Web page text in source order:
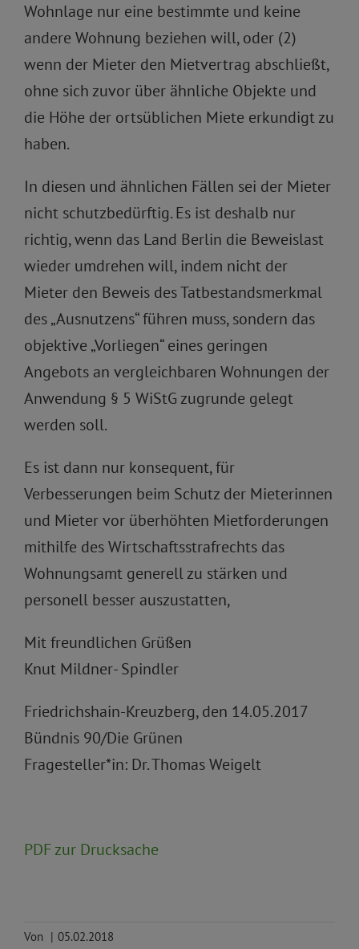
Wohnlage nur eine bestimmte und keine
andere Wohnung beziehen will, oder (2)
wenn der Mieter den Mietvertrag abschließt,
ohne sich zuvor über ähnliche Objekte und
die Höhe der ortsüblichen Miete erkundigt zu
haben.
In diesen und ähnlichen Fällen sei der Mieter
nicht schutzbedürftig. Es ist deshalb nur
richtig, wenn das Land Berlin die Beweislast
wieder umdrehen will, indem nicht der
Mieter den Beweis des Tatbestandsmerkmal
des „Ausnutzens“ führen muss, sondern das
objektive „Vorliegen“ eines geringen
Angebots an vergleichbaren Wohnungen der
Anwendung § 5 WiStG zugrunde gelegt
werden soll.
Es ist dann nur konsequent, für
Verbesserungen beim Schutz der Mieterinnen
und Mieter vor überhöhten Mietforderungen
mithilfe des Wirtschaftsstrafrechts das
Wohnungsamt generell zu stärken und
personell besser auszustatten,
Mit freundlichen Grüßen
Knut Mildner- Spindler
Friedrichshain-Kreuzberg, den 14.05.2017
Bündnis 90/Die Grünen
Fragesteller*in: Dr. Thomas Weigelt
PDF zur Drucksache
Von | 05.02.2018